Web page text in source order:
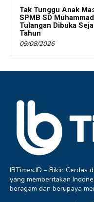
Tak Tunggu Anak
SPMB SD
Tulangan Dibuka
Tahun
09/08/2026
IBTimes.ID – Bikin Cerdas
yang memberitakan
beragam dan berupaya